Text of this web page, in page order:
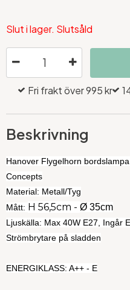
Slut i lager. Slutsåld
Fri frakt över 995 kr
Beskrivning
Hanover Flygelhorn
Concepts
Material: Metall/Tyg
Mått: H 56,5cm - Ø 35cm
Ljuskälla: Max 40W E27, Ingår
Strömbrytare på sladden
ENERGIKLASS: A++ - E